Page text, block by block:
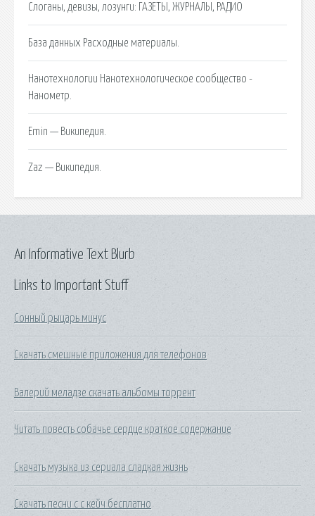
Слоганы, девизы, лозунги: ГАЗЕТЫ, ЖУРНАЛЫ, РАДИО
База данных Расходные материалы.
Нанотехнологии Нанотехнологическое сообщество -
Нанометр.
Emin — Википедия.
Zaz — Википедия.
Links to Important Stuff
Сонный рыцарь минус
Скачать смешные приложения для телефонов
Валерий меладзе скачать альбомы торрент
Читать повесть собачье сердце краткое содержание
Скачать музыка из сериала сладкая жизнь
Скачать песни с с кейч бесплатно
An Informative Text Blurb